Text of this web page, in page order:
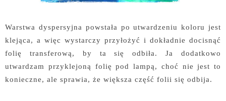
Warstwa dyspersyjna powstała po utwardzeniu koloru jest
klejąca, a więc wystarczy przyłożyć i dokładnie docisnąć
folię transferową, by ta się odbiła. Ja dodatkowo
utwardzam przyklejoną folię pod lampą, choć nie jest to
konieczne, ale sprawia, że większa część folii się odbija.